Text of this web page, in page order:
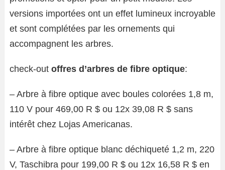
versions importées ont un effet lumineux incroyable
et sont complétées par les ornements qui
accompagnent les arbres.
check-out offres d’arbres de fibre optique:
– Arbre à fibre optique avec boules colorées 1,8 m,
110 V pour 469,00 R $ ou 12x 39,08 R $ sans
intérêt chez Lojas Americanas.
– Arbre à fibre optique blanc déchiqueté 1,2 m, 220
V, Taschibra pour 199,00 R $ ou 12x 16,58 R $ en